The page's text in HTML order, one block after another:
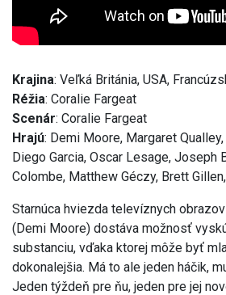
Krajina: Veľká Británia, USA,
Réžia: Coralie Fargeat
Scenár: Coralie Fargeat
Hrajú: Demi Moore, Margaret
Diego Garcia, Oscar Lesage, Joseph
Colombe, Matthew Géczy, Brett
Starnúca hviezda televíznych
(Demi Moore) dostáva možnosť
substanciu, vďaka ktorej môže byť
dokonalejšia. Má to ale jeden háčik,
Jeden týždeň pre ňu, jeden pre jej